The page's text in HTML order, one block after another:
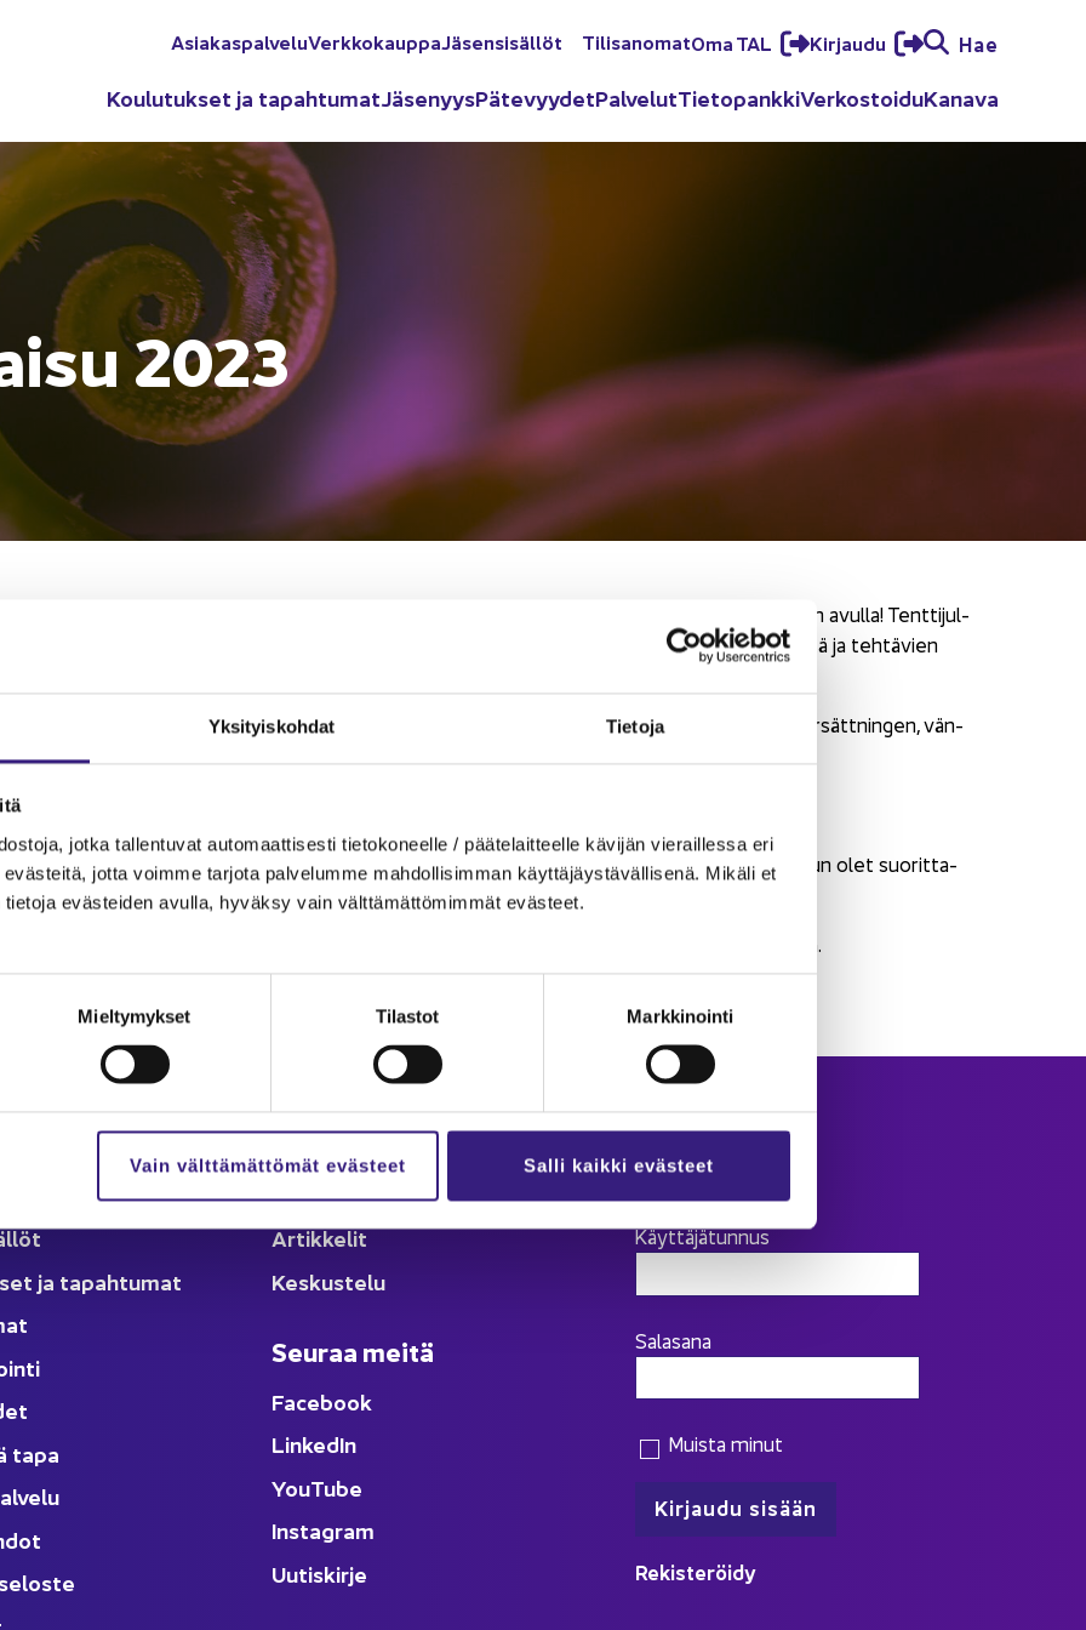
Yk­si­tyis­koh­dat Tie­to­ja
jotka tal­len­tu­vat au­to­maat­ti­ses­ti tie­to­ko­neel­le / pää­te­lait­teel­le kä­vi­jän vie­rail­les­sa eri
jotta voim­me tar­jo­ta pal­ve­lum­me mah­dol­li­sim­man käyt­tä­jäys­tä­väl­li­se­nä. Mi­kä­li et
eväs­tei­den avul­la, hy­väk­sy vain vält­tä­mät­tö­mim­mät eväs­teet.
Mieltymykset Tilastot Markkinointi
Vain välttämättömät evästeet Salli kaikki evästeet
Asia­kas­pal­ve­luVerk­ko­kaup­paJä­sen­si­säl­löt Ti­li­sa­no­matOma TAL Kir­jau­du Hae
Kou­lu­tuk­set ja ta­pah­tu­matJä­se­nyysPä­te­vyy­detPal­ve­lutTie­to­pank­kiVer­kos­toi­duKa­na­va
2023
osal­lis­tua KLT-​​tenttiin? Val­men­tau­du vuo­den 2023 KLT-​​tenttikysymysten ja mal­li­vas­taus­ten avul­la! Tent­ti­jul­
avul­la saat hyvää har­joi­tus­ma­te­ri­aa­lia ja ar­vo­kas­ta tie­toa ten­tin ai­hea­lueis­ta, teh­tä­vä­tyy­peis­tä ja teh­tä­vien
publi­ka­tion är nu över­satt till svens­ka. Om du hit­tar fel eller något ver­kar kons­tigt i över­sätt­nin­gen, vän­
asia­kas­pal­ve­lu@ta­lous­hal­lin­to­liit­to.fi
verk­ko­jul­kai­su os­ta­mal­la se verk­ko­kau­pas­tam­me
voi jat­kos­sa hank­kia verk­ko­jul­kai­sui­na.Siir­ry verk­ko­kaup­paan os­ta­maan jul­kai­su
. Kun olet suo­rit­ta­
lop­puun, jul­kai­su avau­tuu si­nul­le luet­ta­vak­si het­ken ku­lut­tua tällä si­vul­la.
kir­jau­tu­nee­na si­sään, jul­kai­sun si­säl­lys­luet­te­lo näkyy tämän sivun va­sem­mas­sa si­vu­pal­kis­sa.
ja ta­pah­tu­mat
tapa
Ar­tik­ke­lit
Kes­kus­te­lu
Seu­raa meitä
Face­book
Lin­ke­dIn
YouTube
Ins­ta­gram
Uu­tis­kir­je
Käyttäjätunnus
Salasana
Muista minut
Re­kis­te­röi­dy